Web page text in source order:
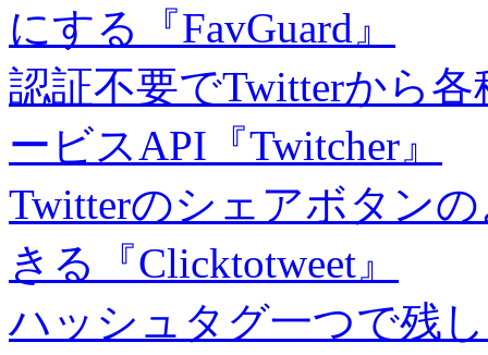
にする『FavGuard』
認証不要でTwitterから
ービスAPI『Twitcher』
Twitterのシェアボタン
きる『Clicktotweet』
ハッシュタグ一つで残